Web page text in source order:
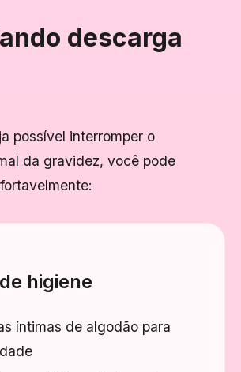
descarga
possível interromper o
da gravidez, você pode
higiene
íntimas de algodão para